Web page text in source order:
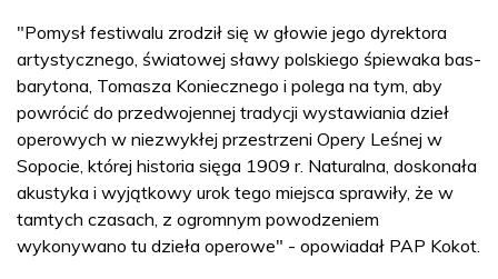
"Pomysł festiwalu zrodził się w głowie jego dyrektora
artystycznego, światowej sławy polskiego śpiewaka bas-
barytona, Tomasza Koniecznego i polega na tym, aby
powrócić do przedwojennej tradycji wystawiania dzieł
operowych w niezwykłej przestrzeni Opery Leśnej w
Sopocie, której historia sięga 1909 r. Naturalna, doskonała
akustyka i wyjątkowy urok tego miejsca sprawiły, że w
tamtych czasach, z ogromnym powodzeniem
wykonywano tu dzieła operowe" - opowiadał PAP Kokot.